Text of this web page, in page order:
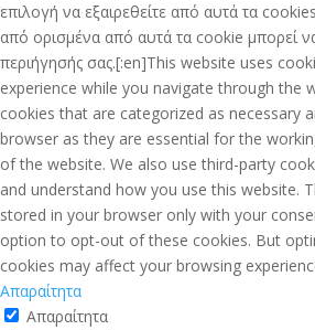
επιλογή να εξαιρεθείτε από αυτά τα
από ορισμένα από αυτά τα cookie μπορεί
περιήγησής σας.[:en]This website uses
experience while you navigate through the
cookies that are categorized as necessary
browser as they are essential for the
of the website. We also use third-party
and understand how you use this website.
stored in your browser only with your
option to opt-out of these cookies. But
cookies may affect your browsing
Απαραίτητα
Απαραίτητα